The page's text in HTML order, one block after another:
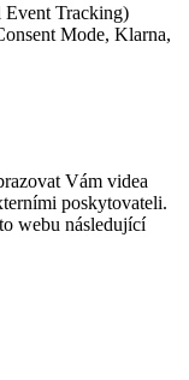
Event Tracking)
Mode, Klarna,
Vám videa
poskytovateli.
webu následující